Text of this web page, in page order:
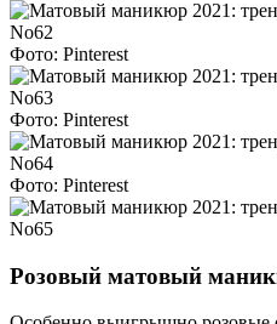
Фото: Pinterest
Фото: Pinterest
Фото: Pinterest
Розовый матовый